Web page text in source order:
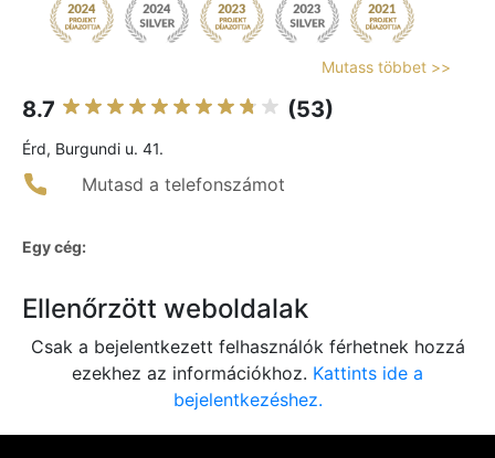
Mutass többet >>
8.7 (53)
Érd, Burgundi u. 41.
Mutasd a telefonszámot
Egy cég:
Ellenőrzött weboldalak
Csak a bejelentkezett felhasználók férhetnek hozzá
ezekhez az információkhoz. Kattints ide a
bejelentkezéshez.